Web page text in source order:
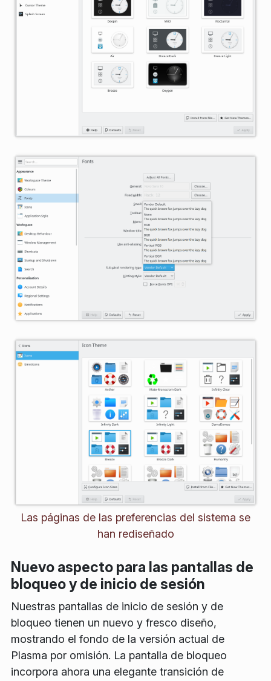
Las páginas de las preferencias del sistema se
han rediseñado
Nuevo aspecto para las pantallas de
bloqueo y de inicio de sesión
Nuestras pantallas de inicio de sesión y de
bloqueo tienen un nuevo y fresco diseño,
mostrando el fondo de la versión actual de
Plasma por omisión. La pantalla de bloqueo
incorpora ahora una elegante transición de